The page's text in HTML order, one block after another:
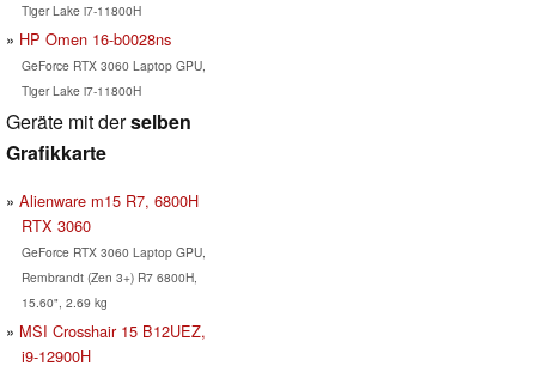
Tiger Lake i7-11800H
HP Omen 16-b0028ns
GeForce RTX 3060 Laptop GPU,
Tiger Lake i7-11800H
Geräte mit derselben
Grafikkarte
Alienware m15 R7, 6800H
RTX 3060
GeForce RTX 3060 Laptop GPU,
Rembrandt (Zen 3+) R7 6800H,
15.60", 2.69 kg
MSI Crosshair 15 B12UEZ,
i9-12900H